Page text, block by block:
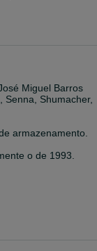
Miguel Barros
Senna, Shumacher,
armazenamento.
o de 1993.